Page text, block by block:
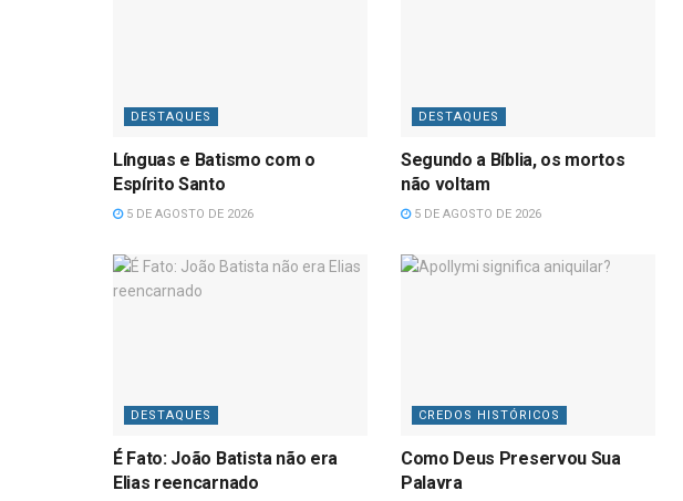
DESTAQUES
Línguas e Batismo com o
Espírito Santo
5 DE AGOSTO DE 2026
DESTAQUES
Segundo a Bíblia, os mortos
não voltam
5 DE AGOSTO DE 2026
DESTAQUES
É Fato: João Batista não era
Elias reencarnado
CREDOS HISTÓRICOS
Como Deus Preservou Sua
Palavra